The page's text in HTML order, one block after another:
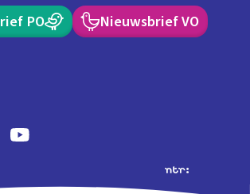
PO Nieuwsbrief VO